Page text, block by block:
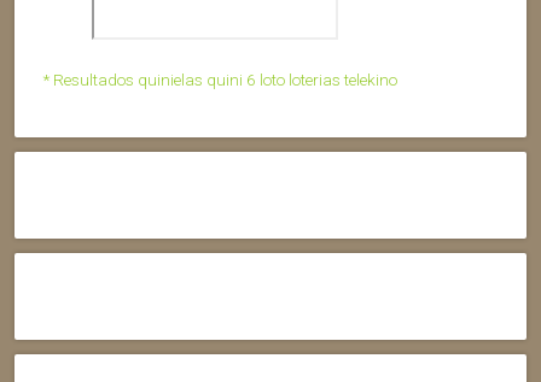
* Resultados quinielas quini 6 loto loterias telekino